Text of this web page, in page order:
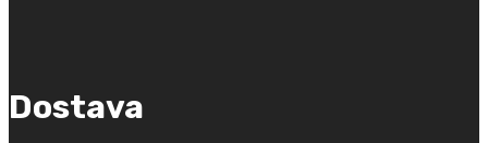
Dostava